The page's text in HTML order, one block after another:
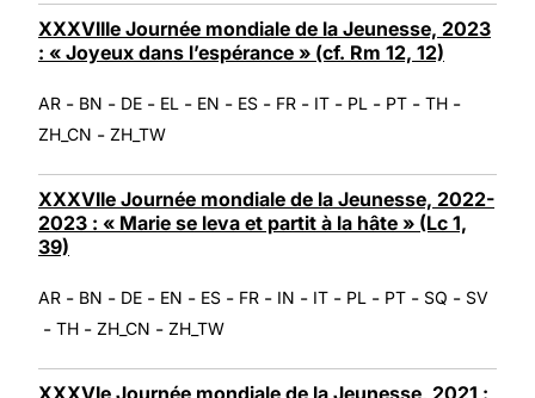
XXXVIIIe Journée mondiale de la Jeunesse, 2023
: « Joyeux dans l’espérance » (cf. Rm 12, 12)
AR - BN - DE - EL - EN - ES - FR - IT - PL - PT - TH -
ZH_CN - ZH_TW
XXXVIIe Journée mondiale de la Jeunesse, 2022-
2023 : « Marie se leva et partit à la hâte » (Lc 1,
39)
AR - BN - DE - EN - ES - FR - IN - IT - PL - PT - SQ - SV
- TH - ZH_CN - ZH_TW
XXXVIe Journée mondiale de la Jeunesse, 2021 :